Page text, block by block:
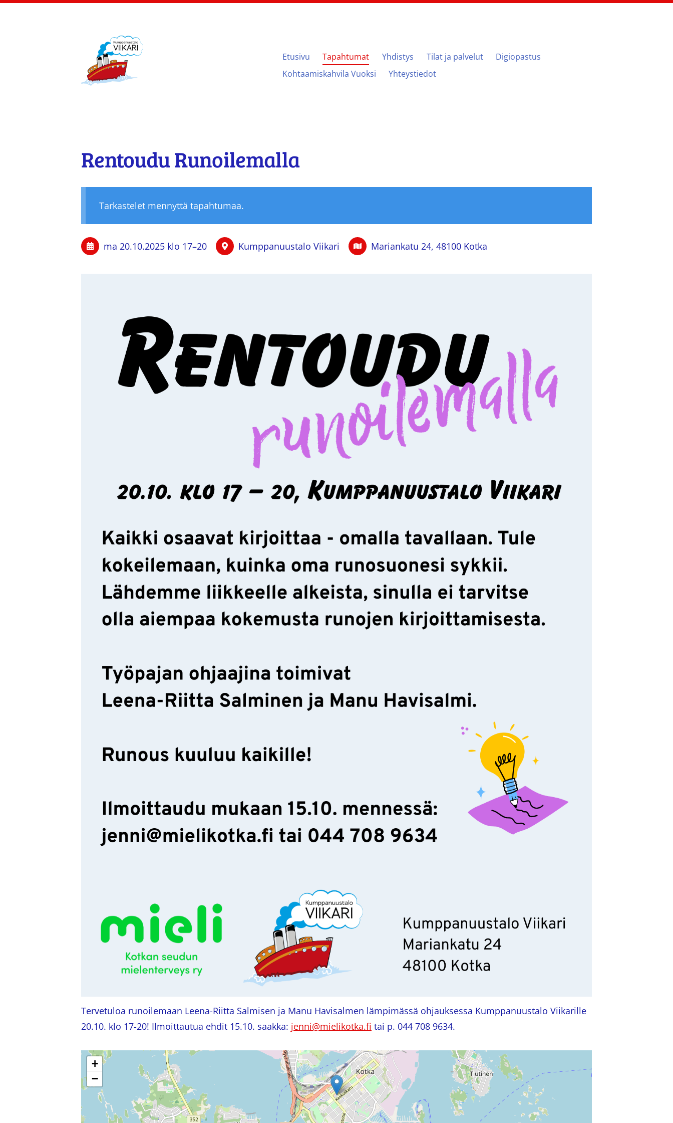
Kumppanuustalo Viikari
Etusivu Tapahtumat Yhdistys Tilat ja palvelut
Digiopastus
Kohtaamiskahvila Vuoksi
Yhteystiedot
Rentoudu Runoilemalla
Tarkastelet mennyttä tapahtumaa.
ma 20.10.2025 klo 17–20 Kumppanuustalo Viikari Mariankatu 24, 48100 Kotka
Tervetuloa runoilemaan Leena-Riitta Salmisen ja Manu Havisalmen lämpimässä ohjauksessa Kumppanuustalo Viikarille
20.10. klo 17-20! Ilmoittautua ehdit 15.10. saakka: jenni@mielikotka.fi tai p. 044 708 9634.
+
−